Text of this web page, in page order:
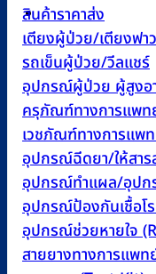
0
สินค้าราคาส่ง
เตียงผู้ป่วย/เตียงฟา
รถเข็นผู้ป่วย/วีลแชร์
อุปกรณ์ผู้ป่วย ผู้สูงอ
ครุภัณฑ์ทางการแพ
เวชภัณฑ์ทางการแพ
อุปกรณ์ฉีดยา/ให้สาร
อุปกรณ์ทำแผล/อุปก
อุปกรณ์ป้องกันเชื้อโ
อุปกรณ์ช่วยหายใจ
สายยางทางการแพท